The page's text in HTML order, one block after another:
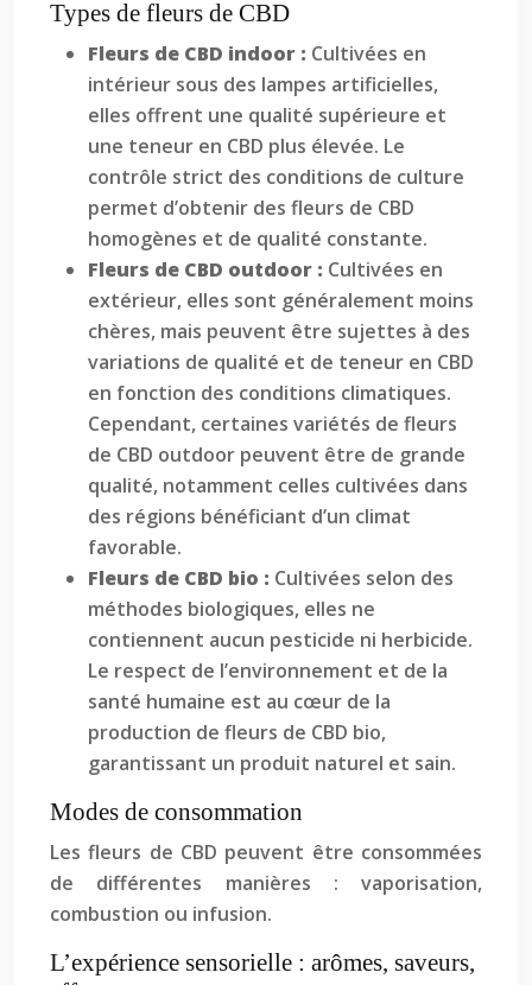
Types de fleurs de CBD
Fleurs de CBD indoor : Cultivées en
intérieur sous des lampes artificielles,
elles offrent une qualité supérieure et
une teneur en CBD plus élevée. Le
contrôle strict des conditions de culture
permet d’obtenir des fleurs de CBD
homogènes et de qualité constante.
Fleurs de CBD outdoor : Cultivées en
extérieur, elles sont généralement moins
chères, mais peuvent être sujettes à des
variations de qualité et de teneur en CBD
en fonction des conditions climatiques.
Cependant, certaines variétés de fleurs
de CBD outdoor peuvent être de grande
qualité, notamment celles cultivées dans
des régions bénéficiant d’un climat
favorable.
Fleurs de CBD bio : Cultivées selon des
méthodes biologiques, elles ne
contiennent aucun pesticide ni herbicide.
Le respect de l’environnement et de la
santé humaine est au cœur de la
production de fleurs de CBD bio,
garantissant un produit naturel et sain.
Modes de consommation
Les fleurs de CBD peuvent être consommées
de différentes manières : vaporisation,
combustion ou infusion.
L’expérience sensorielle : arômes, saveurs,